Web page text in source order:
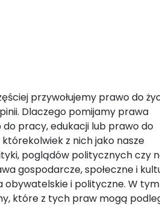
przywołujemy prawo do
Dlaczego pomijamy prawa
pracy, edukacji lub prawo do
z nich jako nasze
poglądów politycznych czy
gospodarcze, społeczne i
obywatelskie i polityczne. W tym
które z tych praw mogą